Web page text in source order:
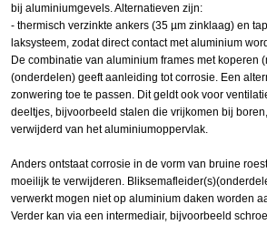
bij aluminiumgevels. Alternatieven zijn:
- thermisch verzinkte ankers (35 µm zinklaag) en
laksysteem, zodat direct contact met aluminium
De combinatie van aluminium frames met koperen
(onderdelen) geeft aanleiding tot corrosie. Een
zonwering toe te passen. Dit geldt ook voor
deeltjes, bijvoorbeeld stalen die vrijkomen bij
verwijderd van het aluminiumoppervlak.
Anders ontstaat corrosie in de vorm van bruine
moeilijk te verwijderen.
verwerkt mogen niet op aluminium daken worden
Verder kan via een intermediair, bijvoorbeeld